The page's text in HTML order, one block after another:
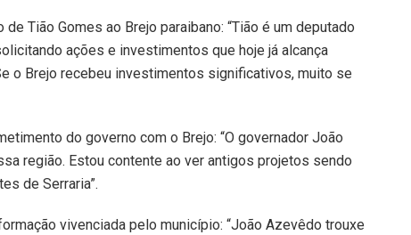
Tião Gomes ao Brejo paraibano: “Tião é um deputado
ações e investimentos que hoje já alcança
o Brejo recebeu investimentos significativos, muito se
do governo com o Brejo: “O governador João
região. Estou contente ao ver antigos projetos sendo
de Serraria”.
vivenciada pelo município: “João Azevêdo trouxe